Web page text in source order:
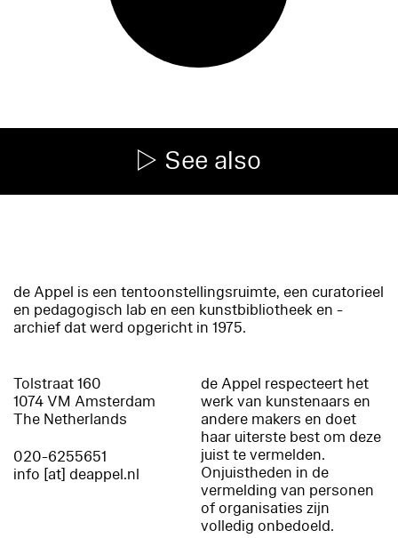
See also
de Appel is een tentoonstellingsruimte, een curatorieel
en pedagogisch lab en een kunstbibliotheek en -
archief dat werd opgericht in 1975.
Tolstraat 160
1074 VM Amsterdam
The Netherlands
020-6255651
info [at] deappel.nl
de Appel respecteert het
werk van kunstenaars en
andere makers en doet
haar uiterste best om deze
juist te vermelden.
Onjuistheden in de
vermelding van personen
of organisaties zijn
volledig onbedoeld.